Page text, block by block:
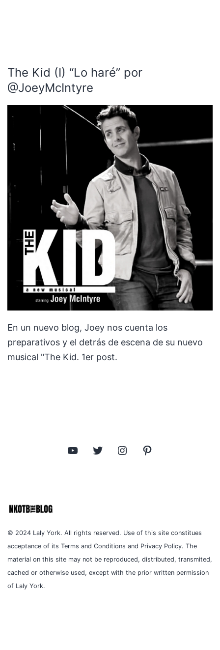
The Kid (I) “Lo haré” por
@JoeyMcIntyre
En un nuevo blog, Joey nos cuenta los
preparativos y el detrás de escena de su nuevo
musical "The Kid. 1er post.
YouTube Twitter Instagram
© 2024 Laly York. All rights reserved. Use of this site constitues
acceptance of its Terms and Conditions and Privacy Policy. The
material on this site may not be reproduced, distributed, transmited,
cached or otherwise used, except with the prior written permission
of Laly York.